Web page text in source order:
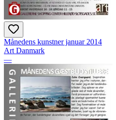
Månedens kunstner januar 2014
Art Danmark
—